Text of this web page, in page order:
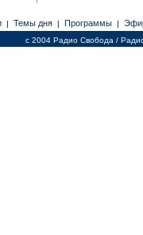
| Темы дня | Программы |
c 2004 Радио Свобода /